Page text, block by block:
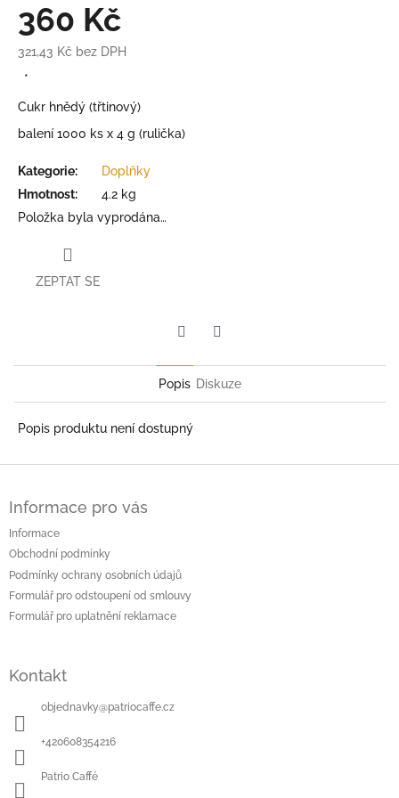
360 Kč
321,43 Kč bez DPH
*
Cukr hnědý (třtinový)
balení 1000 ks x 4 g (rulička)
Kategorie:
Doplňky
Hmotnost:
4.2 kg
Položka byla vyprodána…
ZEPTAT SE
Popis Diskuze
Popis produktu není dostupný
Informace pro vás
Informace
Obchodní podmínky
Podmínky ochrany osobních údajů
Formulář pro odstoupení od smlouvy
Formulář pro uplatnění reklamace
Kontakt
objednavky@patriocaffe.cz
+420608354216
Patrio Caffé